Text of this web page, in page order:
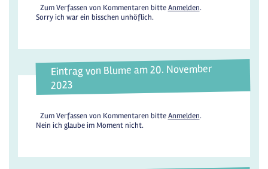
Zum Verfassen von Kommentaren bitteAnmelden.
Sorry ich war ein bisschen unhöflich.
Eintrag von Blume am 20. November
2023
Zum Verfassen von Kommentaren bitteAnmelden.
Nein ich glaube im Moment nicht.